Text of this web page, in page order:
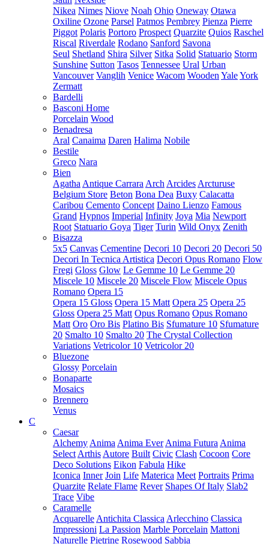
Nikea Nimes Niove Noah Ohio Oneway Otawa
Oxiline Ozone Parsel Patmos Pembrey Pienza Pierre
Piggot Polaris Portoro Prospect Quarzite Quios Raschel
Riscal Riverdale Rodano Sanford Savona
Seul Shetland Shira Silver Sitka Solid Statuario Storm
Sunshine Sutton Tasos Tennessee Ural Urban
Vancouver Vanglih Venice Wacom Wooden YaleYork
Zermatt
Bardelli
Basconi Home
Porcelain Wood
Benadresa
Aral Canaima Daren Halima Nobile
Bestile
Greco Nara
Bien
Agatha Antique Carrara Arch Arcides Arcturuse
Belgium Store Beton Bona Dea Buxy Calacatta
Caribou Cemento Concept Daino Lienzo Famous
Grand Hypnos Imperial Infinity Joya Mia Newport
Root Statuario Goya Tiger Turin Wild Onyx Zenith
Bisazza
5x5 Canvas Cementine Decori 10 Decori 20 Decori 50
Decori In Tecnica Artistica Decori Opus Romano Flow
Fregi Gloss Glow Le Gemme 10 Le Gemme 20
Miscele 10 Miscele 20 Miscele Flow Miscele Opus
Romano Opera 15
Opera 15 Gloss Opera 15 Matt Opera 25 Opera 25
Gloss Opera 25 Matt Opus Romano Opus Romano
Matt Oro Oro Bis Platino Bis Sfumature 10 Sfumature
20 Smalto 10 Smalto 20 The Crystal Collection
Variations Vetricolor 10 Vetricolor 20
Bluezone
Glossy Porcelain
Bonaparte
Mosaics
Brennero
Venus
C
Caesar
Alchemy Anima Anima Ever Anima Futura Anima
Select Arthis Autore Built Civic Clash Cocoon Core
Deco Solutions Eikon Fabula Hike
Iconica Inner Join Life Materica Meet Portraits Prima
Quarzite Relate Flame Rever Shapes Of Italy Slab2
Trace Vibe
Caramelle
Acquarelle Antichita Classica Arlecchino Classica
Impressioni La Passion Marble Porcelain Mattoni
Naturelle Pietrine Rosewood Sabbia